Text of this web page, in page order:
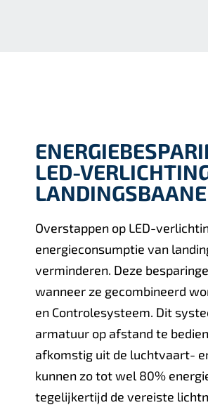
LED-
Overstappen op LED-
energieconsumptie van
verminderen. Deze
wanneer ze gecombineerd
en Controlesysteem. Dit
armatuur op afstand te
afkomstig uit de luchtvaart-
kunnen zo tot wel 80%
tegelijkertijd de vereiste